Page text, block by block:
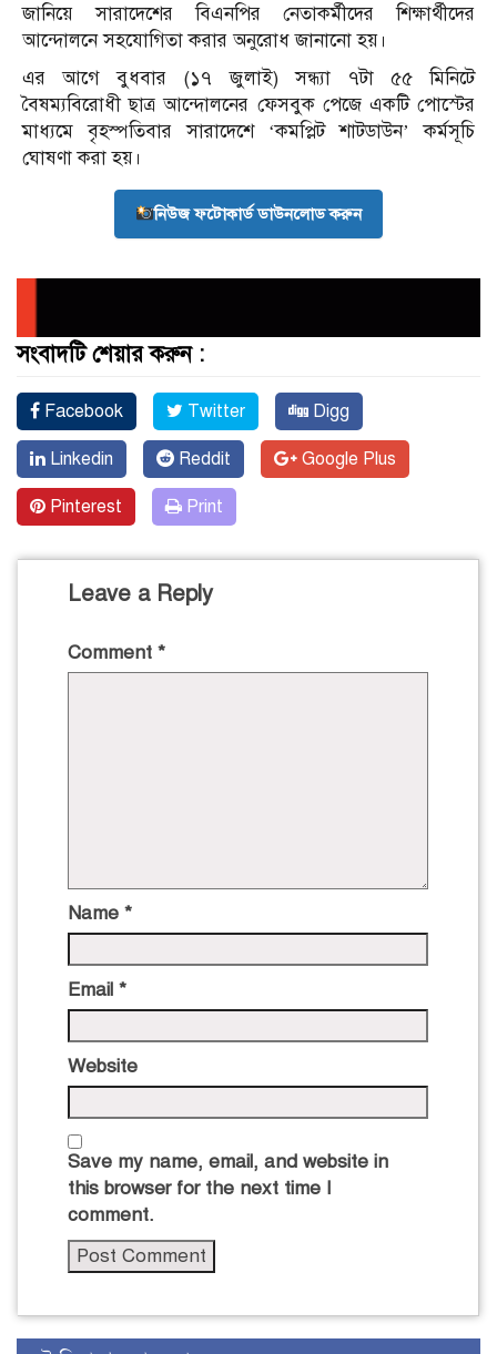
জানিয়ে সারাদেশের বিএনপির নেতাকর্মীদের শিক্ষার্থীদের
আন্দোলনে সহযোগিতা করার অনুরোধ জানানো হয়।
এর আগে বুধবার (১৭ জুলাই) সন্ধ্যা ৭টা ৫৫ মিনিটে
বৈষম্যবিরোধী ছাত্র আন্দোলনের ফেসবুক পেজে একটি পোস্টের
মাধ্যমে বৃহস্পতিবার সারাদেশে ‘কমপ্লিট শাটডাউন’ কর্মসূচি
ঘোষণা করা হয়।
নিউজ ফটোকার্ড ডাউনলোড করুন
সংবাদটি শেয়ার করুন :
Facebook Twitter Digg
Linkedin Reddit Google Plus
Pinterest Print
Leave a Reply
Comment *
Name *
Email *
Website
Save my name, email, and website in
this browser for the next time I
comment.